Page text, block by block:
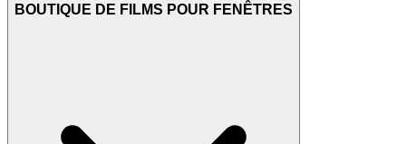
BOUTIQUE DE FILMS POUR FENÊTRES